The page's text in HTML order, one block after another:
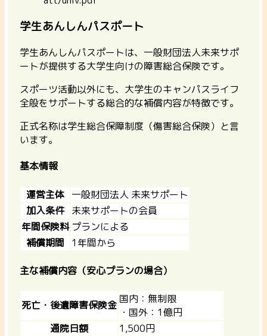
学生あんしんパスポート
学生あんしんパスポートは、一般財団法人未来サポ
ートが提供する大学生向けの障害総合保険です。
スポーツ活動以外にも、 大学生のキャンパスライフ
全般をサポートする総合的な補償内容が特徴です。
正式名称は学生総合保障制度（傷害総合保険）と言
います。
基本情報
運営主体 一般財団法人 未来サポート
加入条件 未来サポートの会員
年間保険料 プランによる
補償期間
1年間から
主な補償内容（安心プランの場合）
死亡・後遺障害保険金 国内：無制限
・国外：1億円
通院日額
1,500円